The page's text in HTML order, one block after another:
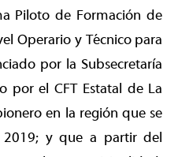
Piloto de Formación de
Operario y Técnico para
por la Subsecretaría
por el CFT Estatal de La
en la región que se
2019; y que a partir del